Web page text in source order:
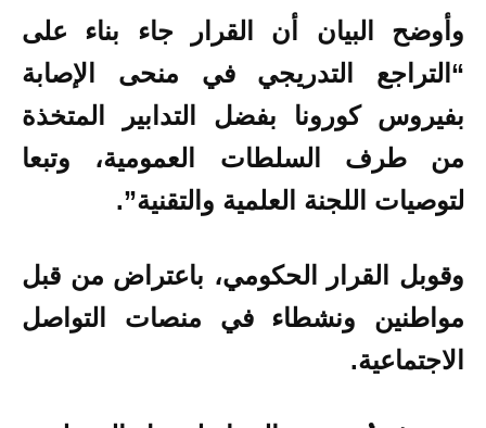
وأوضح البيان أن القرار جاء بناء على
“التراجع التدريجي في منحى الإصابة
بفيروس كورونا بفضل التدابير المتخذة
من طرف السلطات العمومية، وتبعا
لتوصيات اللجنة العلمية والتقنية”.
وقوبل القرار الحكومي، باعتراض من قبل
مواطنين ونشطاء في منصات التواصل
الاجتماعية.